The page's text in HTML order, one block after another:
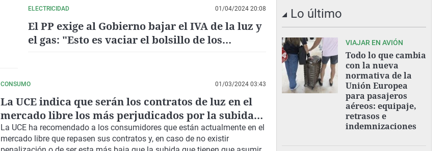
ELECTRICIDAD 01/04/2024 20:08
El PP exige al Gobierno bajar el IVA de la luz y
el gas: "Esto es vaciar el bolsillo de los
CONSUMO 01/03/2024 03:43
La UCE indica que serán los contratos de luz en el
mercado libre los más perjudicados por la subida
del IVA
La UCE ha recomendado a los consumidores que están actualmente en el
mercado libre que repasen sus contratos y, en caso de no existir
Lo último
VIAJAR EN AVIÓN
Todo lo que cambia
con la nueva
normativa de la
Unión Europea
para pasajeros
aéreos: equipaje,
retrasos e
indemnizaciones